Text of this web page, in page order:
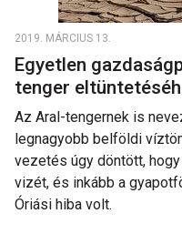
2019. MÁRCIUS 13.
Egyetlen
tenger
Az Aral-tengernek is
legnagyobb belföldi
vezetés úgy döntött,
vizét, és inkább a
Óriási hiba volt.